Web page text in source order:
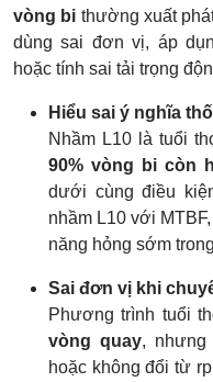
vòng bi thường xuất
dùng sai đơn vị, áp
hoặc tính sai tải trọng
Hiểu sai ý nghĩa
Nhầm L10 là tuổi
90% vòng bi còn
dưới cùng điều
nhầm L10 với
năng hỏng sớm
Sai đơn vị khi
Phương trình tuổi
vòng quay, nhưng
hoặc không đổi từ